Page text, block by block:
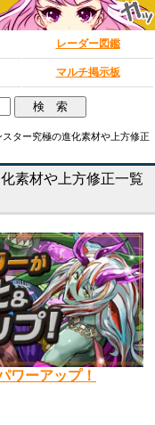
レーダー図鑑
マルチ掲示板
ター究極の進化素材や上方修正
素材や上方修正一覧
ワーアップ！